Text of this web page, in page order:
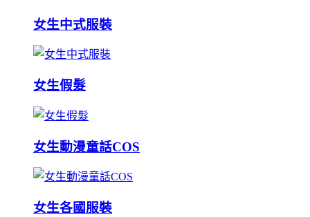
女生中式服裝
女生假髮
女生動漫童話COS
女生各國服裝